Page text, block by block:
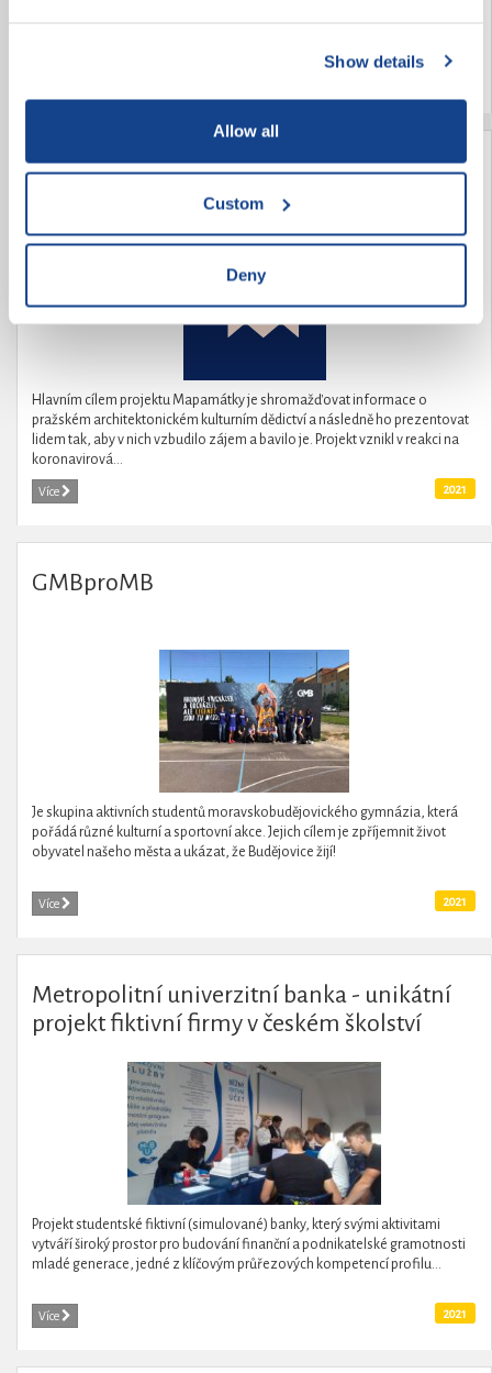
Show details
Allow all
Custom
Deny
Mapamátky
Hlavním cílem projektu Mapamátky je shromažďovat informace o
pražském architektonickém kulturním dědictví a následně ho prezentovat
lidem tak, aby v nich vzbudilo zájem a bavilo je. Projekt vznikl v reakci na
koronavirová...
Více 2021
GMBproMB
Je skupina aktivních studentů moravskobudějovického gymnázia, která
pořádá různé kulturní a sportovní akce. Jejich cílem je zpříjemnit život
obyvatel našeho města a ukázat, že Budějovice žijí!
Více 2021
Metropolitní univerzitní banka - unikátní
projekt fiktivní firmy v českém školství
Projekt studentské fiktivní (simulované) banky, který svými aktivitami
vytváří široký prostor pro budování finanční a podnikatelské gramotnosti
mladé generace, jedné z klíčovým průřezových kompetencí profilu...
Více 2021